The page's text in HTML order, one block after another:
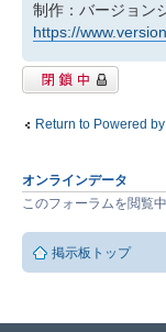
制作：バージョン
https://
閉鎖中トピック
Return to Powered
オンラインデータ
このフォーラムを閲覧
掲示板トップ